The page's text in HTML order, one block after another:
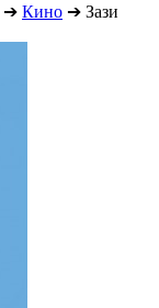
➔ Кино ➔ Зази